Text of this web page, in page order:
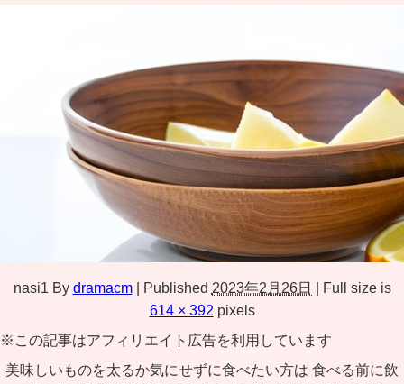
nasi1 By dramacm Published 2023年2月26日
Full size is
614 × 392 pixels
※この記事はアフィリエイト広告を利用しています
美味しいものを太るか気にせずに食べたい方は 食べる前に飲